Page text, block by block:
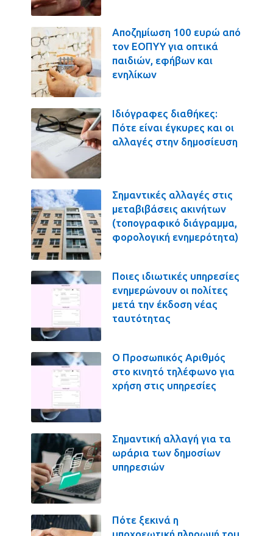
Αποζημίωση 100 ευρώ από
τον ΕΟΠΥΥ για οπτικά
παιδιών, εφήβων και
ενηλίκων
Ιδιόγραφες διαθήκες:
Πότε είναι έγκυρες και οι
αλλαγές στην δημοσίευση
Σημαντικές αλλαγές στις
μεταβιβάσεις ακινήτων
(τοπογραφικό διάγραμμα,
φορολογική ενημερότητα)
Ποιες ιδιωτικές υπηρεσίες
ενημερώνουν οι πολίτες
μετά την έκδοση νέας
ταυτότητας
Ο Προσωπικός Αριθμός
στο κινητό τηλέφωνο για
χρήση στις υπηρεσίες
Σημαντική αλλαγή για τα
ωράρια των δημοσίων
υπηρεσιών
Πότε ξεκινά η